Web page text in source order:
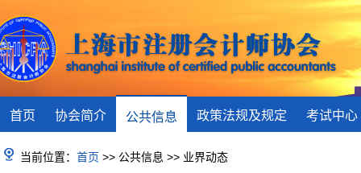
首页 协会简介 公共信息 政策法规及规定 考试中心
当前位置： 首页 >> 公共信息 >> 业界动态